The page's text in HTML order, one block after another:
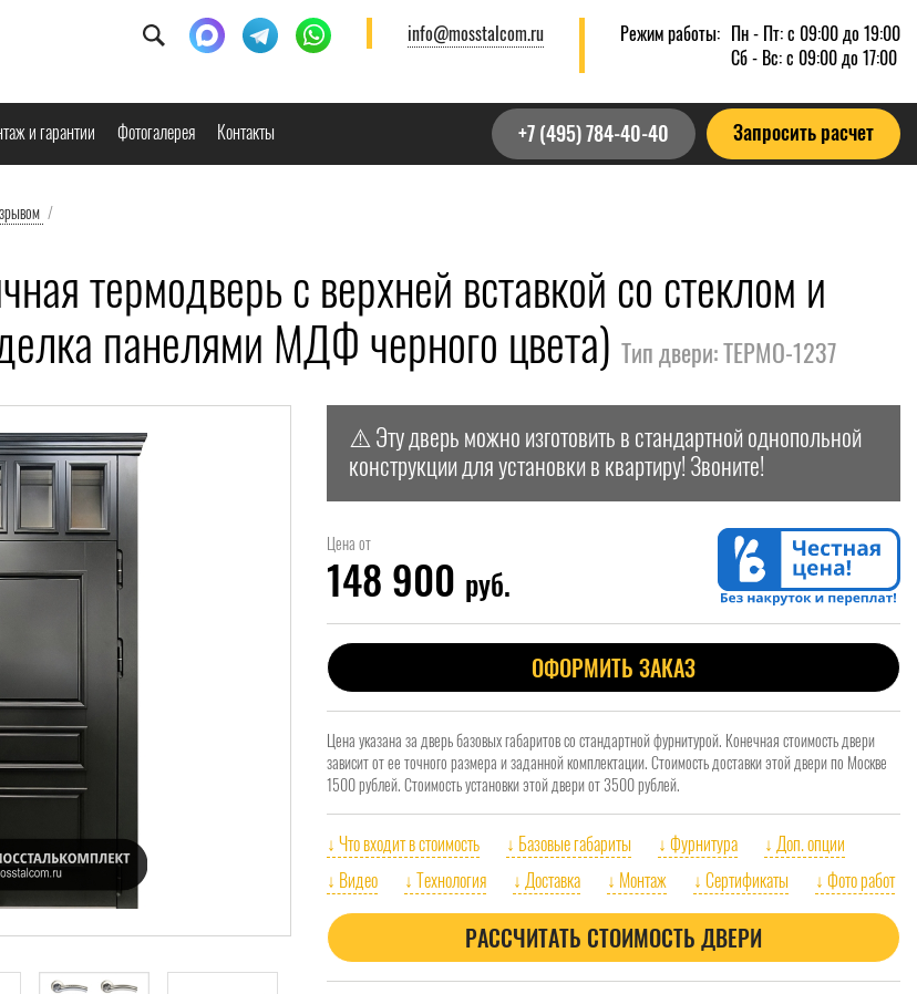
info@mosstalcom.ru Режим работы: Пн - Пт: с 09:00 до 19:00
Сб - Вс: с 09:00 до 17:00
и гарантии Фотогалерея Контакты +7 (495) 784-40-40 Запросить расчет
/
термодверь с верхней вставкой со стеклом и
панелями МДФ черного цвета) Тип двери: ТЕРМО-1237
⚠️ Эту дверь можно изготовить в стандартной однопольной
конструкции для установки в квартиру! Звоните!
Цена от
148 900 руб.
ОФОРМИТЬ ЗАКАЗ
Цена указана за дверь базовых габаритов со стандартной фурнитурой. Конечная стоимость двери
зависит от ее точного размера и заданной комплектации. Стоимость доставки этой двери по Москве
1500 рублей. Стоимость установки этой двери от 3500 рублей.
↓ Что входит в стоимость ↓ Базовые габариты ↓ Фурнитура
↓ Доп. опции
↓ Видео
↓ Технология ↓ Доставка ↓ Монтаж ↓ Сертификаты ↓ Фото работ
РАССЧИТАТЬ СТОИМОСТЬ ДВЕРИ